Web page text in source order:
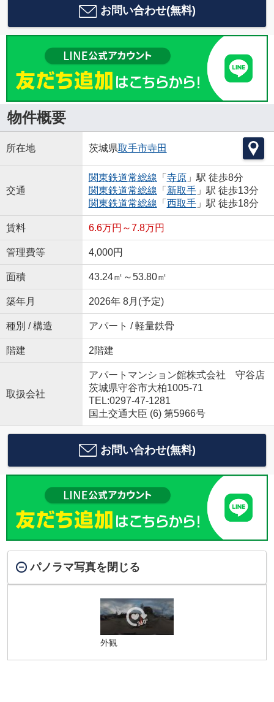
お問い合わせ(無料)
物件概要
所在地 茨城県取手市寺田
交通
関東鉄道常総線 「 寺原」駅 徒歩8分
関東鉄道常総線 「 新取手」駅 徒歩13分
関東鉄道常総線 「 西取手」駅 徒歩18分
賃料 6.6万円～7.8万円
管理費等 4,000円
面積 43.24㎡～53.80㎡
築年月 2026年 8月(予定)
種別 / 構造 アパート / 軽量鉄骨
階建 2階建
取扱会社
アパートマンション館株式会社 守谷店
茨城県守谷市大柏1005-71
TEL:0297-47-1281
国土交通大臣 (6) 第5966号
お問い合わせ(無料)
パノラマ写真を閉じる
外観